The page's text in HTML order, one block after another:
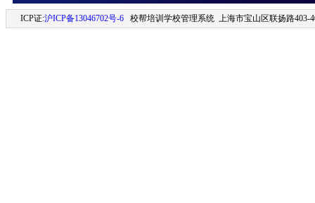
ICP证:沪ICP备13046702号-6校帮培训学校管理系统 上海市宝山区联扬路